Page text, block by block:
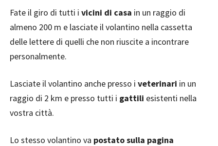
Fate il giro di tutti i vicini di casa in un raggio di
almeno 200 m e lasciate il volantino nella cassetta
delle lettere di quelli che non riuscite a incontrare
personalmente.
Lasciate il volantino anche presso i veterinari in un
raggio di 2 km e presso tutti i gattili esistenti nella
vostra città.
Lo stesso volantino va postato sulla pagina